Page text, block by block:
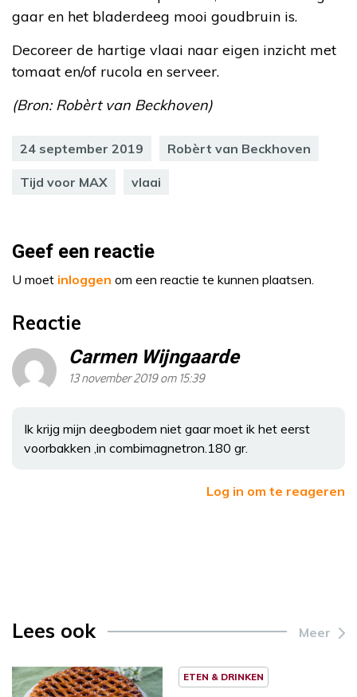
gaar en het bladerdeeg mooi goudbruin is.
Decoreer de hartige vlaai naar eigen inzicht met
tomaat en/of rucola en serveer.
(Bron: Robèrt van Beckhoven)
24 september 2019 Robèrt van Beckhoven
Tijd voor MAX vlaai
Geef een reactie
U moet inloggen om een reactie te kunnen plaatsen.
Reactie
Carmen Wijngaarde
13 november 2019 om 15:39
Ik krijg mijn deegbodem niet gaar moet ik het eerst
voorbakken ,in combimagnetron.180 gr.
Log in om te reageren
Lees ook Meer
ETEN & DRINKEN